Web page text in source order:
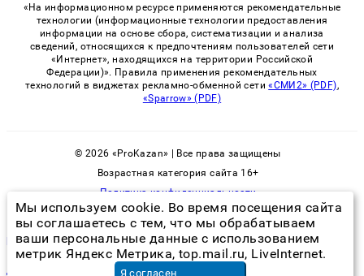
«На информационном ресурсе применяются рекомендательные
технологии (информационные технологии предоставления
информации на основе сбора, систематизации и анализа
сведений, относящихся к предпочтениям пользователей сети
«Интернет», находящихся на территории Российской
Федерации)». Правила применения рекомендательных
технологий в виджетах рекламно-обменной сети«СМИ2» (PDF),
«Sparrow» (PDF)
© 2026 «ProKazan» | Все права защищены
Возрастная категория сайта 16+
Политика конфиденциальности
рыжие тараканы в квартире и в чем причина появления
двухуровневый потолок из гипсокартона цена
Мы используем cookie. Во время посещения сайта
вы соглашаетесь с тем, что мы обрабатываем
ваши персональные данные с использованием
метрик Яндекс Метрика, top.mail.ru, LiveInternet.
Я согласен